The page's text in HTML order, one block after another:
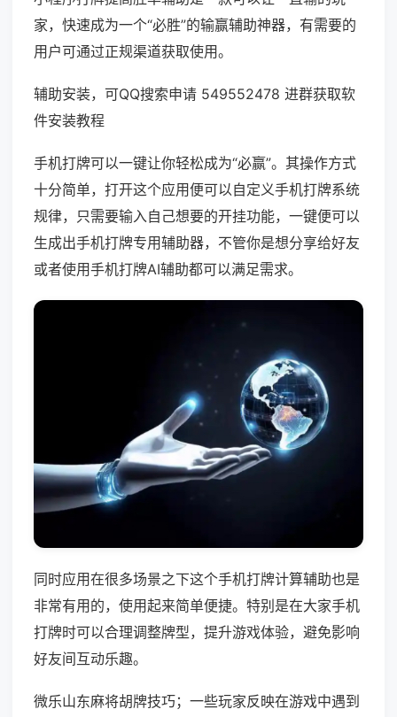
家，快速成为一个“必胜”的输赢辅助神器，有需要的
用户可通过正规渠道获取使用。
辅助安装，可QQ搜索申请 549552478 进群获取软
件安装教程
手机打牌可以一键让你轻松成为“必赢”。其操作方式
十分简单，打开这个应用便可以自定义手机打牌系统
规律，只需要输入自己想要的开挂功能，一键便可以
生成出手机打牌专用辅助器，不管你是想分享给好友
或者使用手机打牌AI辅助都可以满足需求。
同时应用在很多场景之下这个手机打牌计算辅助也是
非常有用的，使用起来简单便捷。特别是在大家手机
打牌时可以合理调整牌型，提升游戏体验，避免影响
好友间互动乐趣。
微乐山东麻将胡牌技巧；一些玩家反映在游戏中遇到